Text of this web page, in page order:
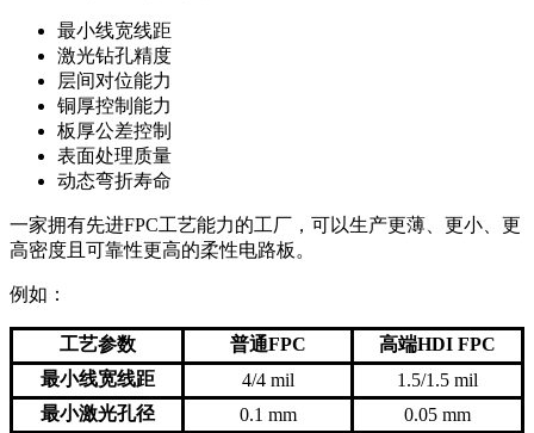
最小线宽线距
激光钻孔精度
层间对位能力
铜厚控制能力
板厚公差控制
表面处理质量
动态弯折寿命
一家拥有先进FPC工艺能力的工厂，可以生产更薄、更小、更
高密度且可靠性更高的柔性电路板。
例如：
工艺参数 普通FPC
高端HDI FPC
最小线宽线距
4/4 mil
1.5/1.5 mil
最小激光孔径
0.1 mm
0.05 mm